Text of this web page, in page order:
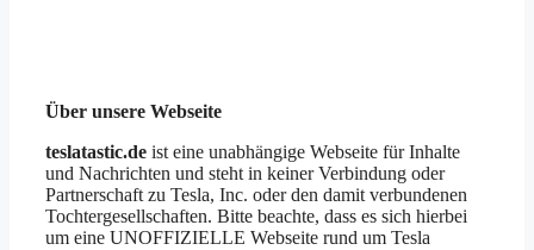
Über unsere Webseite
teslatastic.de ist eine unabhängige Webseite für Inhalte
und Nachrichten und steht in keiner Verbindung oder
Partnerschaft zu Tesla, Inc. oder den damit verbundenen
Tochtergesellschaften. Bitte beachte, dass es sich hierbei
um eine UNOFFIZIELLE Webseite rund um Tesla